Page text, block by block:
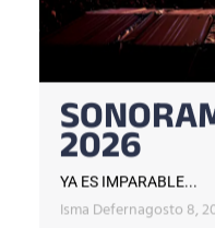
2026
YA ES IMPARABLE...
Isma Defernagosto 8,